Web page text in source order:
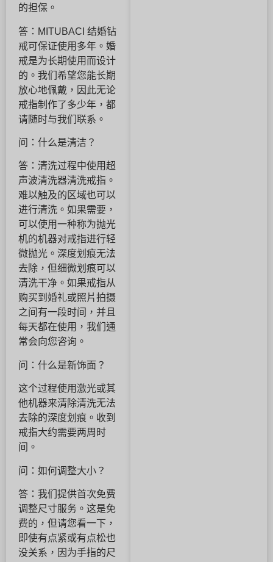
的担保。
答：MITUBACI 结婚钻
戒可保证使用多年。婚
戒是为长期使用而设计
的。我们希望您能长期
放心地佩戴，因此无论
戒指制作了多少年，都
请随时与我们联系。
问：什么是清洁？
答：清洗过程中使用超
声波清洗器清洗戒指。
难以触及的区域也可以
进行清洗。如果需要，
可以使用一种称为抛光
机的机器对戒指进行轻
微抛光。深度划痕无法
去除，但细微划痕可以
清洗干净。如果戒指从
购买到婚礼或照片拍摄
之间有一段时间，并且
每天都在使用，我们通
常会向您咨询。
问：什么是新饰面？
这个过程使用激光或其
他机器来清除清洗无法
去除的深度划痕。收到
戒指大约需要两周时
间。
问：如何调整大小？
答：我们提供首次免费
调整尺寸服务。这是免
费的，但请您看一下，
即使有点紧或有点松也
没关系，因为手指的尺